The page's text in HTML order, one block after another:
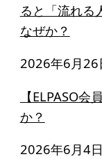
ると「流れる
なぜか？
2026年6月26
【ELPASO
か？
2026年6月4日